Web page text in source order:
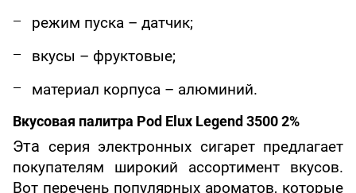
режим пуска – датчик;
вкусы – фруктовые;
материал корпуса – алюминий.
Вкусовая палитра Pod Elux Legend 3500 2%
Эта серия электронных сигарет предлагает
покупателям широкий ассортимент вкусов.
Вот перечень популярных ароматов, которые